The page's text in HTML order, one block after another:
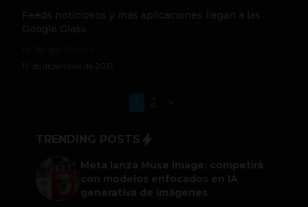
Feeds noticiosos y más aplicaciones llegan a las
Google Glass
19 de diciembre de 2013
1
TRENDING POSTS
Meta lanza Muse Image: competirá
con modelos enfocados en IA
generativa de imágenes